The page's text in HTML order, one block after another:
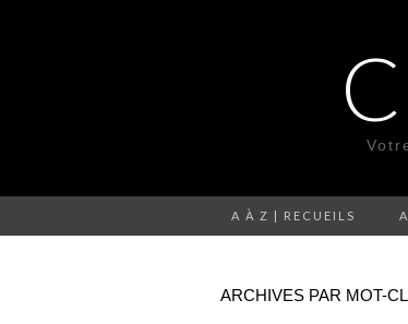
A À Z | RECUEILS
ARCHIVES PAR MOT-